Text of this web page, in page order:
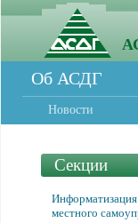
Об АСДГ
Новости
Секции
местного